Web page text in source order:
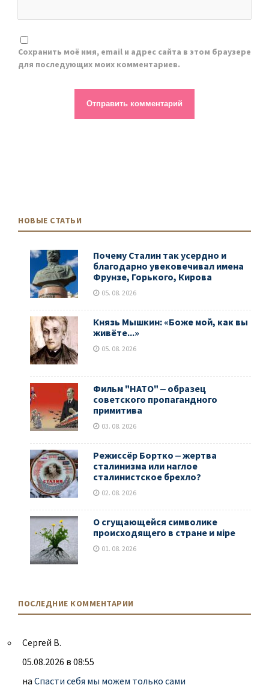
Сохранить моё имя, email и адрес сайта в этом браузере
для последующих моих комментариев.
НОВЫЕ СТАТЬИ
Почему Сталин так усердно и
благодарно увековечивал имена
Фрунзе, Горького, Кирова
05. 08. 2026
Князь Мышкин: «Боже мой, как вы
живёте...»
05. 08. 2026
Фильм "НАТО" ‒ образец
советского пропагандного
примитива
03. 08. 2026
Режиссёр Бортко ‒ жертва
сталинизма или наглое
сталинистское брехло?
02. 08. 2026
О сгущающейся символике
происходящего в стране и мiре
01. 08. 2026
ПОСЛЕДНИЕ КОММЕНТАРИИ
Сергей В.
05.08.2026 в 08:55
на Спасти себя мы можем только сами